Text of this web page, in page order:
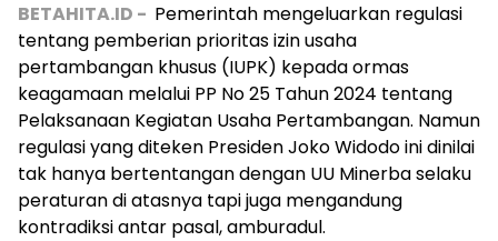
BETAHITA.ID - Pemerintah mengeluarkan regulasi
tentang pemberian prioritas izin usaha
pertambangan khusus (IUPK) kepada ormas
keagamaan melalui PP No 25 Tahun 2024 tentang
Pelaksanaan Kegiatan Usaha Pertambangan. Namun
regulasi yang diteken Presiden Joko Widodo ini dinilai
tak hanya bertentangan dengan UU Minerba selaku
peraturan di atasnya tapi juga mengandung
kontradiksi antar pasal, amburadul.